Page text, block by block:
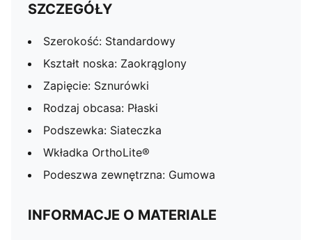
SZCZEGÓŁY
Szerokość: Standardowy
Kształt noska: Zaokrąglony
Zapięcie: Sznurówki
Rodzaj obcasa: Płaski
Podszewka: Siateczka
Wkładka OrthoLite®
Podeszwa zewnętrzna: Gumowa
INFORMACJE O MATERIALE